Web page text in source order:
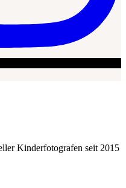
Kinderfotografen seit 2015